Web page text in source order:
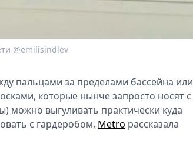
@emilisindlev
пальцами за пределами бассейна или
которые нынче запросто носят с
можно выгуливать практически куда
с гардеробом, Metro рассказала